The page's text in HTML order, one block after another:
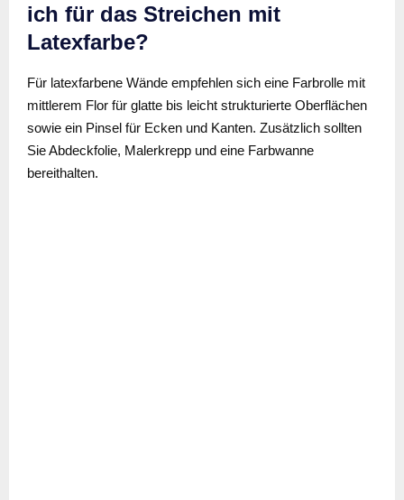
ich für das Streichen mit
Latexfarbe?
Für latexfarbene Wände empfehlen sich eine Farbrolle mit
mittlerem Flor für glatte bis leicht strukturierte Oberflächen
sowie ein Pinsel für Ecken und Kanten. Zusätzlich sollten
Sie Abdeckfolie, Malerkrepp und eine Farbwanne
bereithalten.